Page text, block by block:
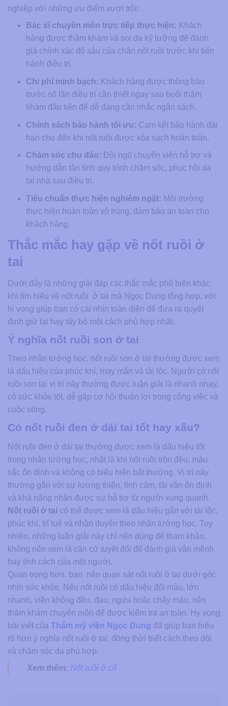
nghiệp với những ưu điểm vượt trội:
Bác sĩ chuyên môn trực tiếp thực hiện: Khách
hàng được thăm khám và soi da kỹ lưỡng để đánh
giá chính xác độ sâu của chân nốt ruồi trước khi tiến
hành điều trị.
Chi phí minh bạch: Khách hàng được thông báo
trước số lần điều trị cần thiết ngay sau buổi thăm
khám đầu tiên để dễ dàng cân nhắc ngân sách.
Chính sách bảo hành tối ưu: Cam kết bảo hành dài
hạn cho đến khi nốt ruồi được xóa sạch hoàn toàn.
Chăm sóc chu đáo: Đội ngũ chuyên viên hỗ trợ và
hướng dẫn tận tình quy trình chăm sóc, phục hồi da
tại nhà sau điều trị.
Tiêu chuẩn thực hiện nghiêm ngặt: Môi trường
thực hiện hoàn toàn vô trùng, đảm bảo an toàn cho
khách hàng.
Thắc mắc hay gặp về nốt ruồi ở
tai
Dưới đây là những giải đáp các thắc mắc phổ biến khác
khi tìm hiểu về nốt ruồi ở tai mà Ngọc Dung tổng hợp, với
hi vọng giúp bạn có cái nhìn toàn diện để đưa ra quyết
định giữ lại hay tẩy bỏ một cách phù hợp nhất.
Ý nghĩa nốt ruồi son ở tai
Theo nhân tướng học, nốt ruồi son ở tai thường được xem
là dấu hiệu của phúc khí, may mắn và tài lộc. Người có nốt
ruồi son tại vị trí này thường được luận giải là nhanh nhạy,
có sức khỏe tốt, dễ gặp cơ hội thuận lợi trong công việc và
cuộc sống.
Có nốt ruồi đen ở dái tai tốt hay xấu?
Nốt ruồi đen ở dái tai thường được xem là dấu hiệu tốt
trong nhân tướng học, nhất là khi nốt ruồi tròn đều, màu
sắc ổn định và không có biểu hiện bất thường. Vị trí này
thường gắn với sự lương thiện, tình cảm, tài vận ổn định
và khả năng nhận được sự hỗ trợ từ người xung quanh.
Nốt ruồi ở tai có thể được xem là dấu hiệu gắn với tài lộc,
phúc khí, trí tuệ và nhân duyên theo nhân tướng học. Tuy
nhiên, những luận giải này chỉ nên dùng để tham khảo,
không nên xem là căn cứ tuyệt đối để đánh giá vận mệnh
hay tính cách của một người.
Quan trọng hơn, bạn nên quan sát nốt ruồi ở tai dưới góc
nhìn sức khỏe. Nếu nốt ruồi có dấu hiệu đổi màu, lớn
nhanh, viền không đều, đau, ngứa hoặc chảy máu, nên
thăm khám chuyên môn để được kiểm tra an toàn. Hy vọng
bài viết của Thẩm mỹ viện Ngọc Dung đã giúp bạn hiểu
rõ hơn ý nghĩa nốt ruồi ở tai, đồng thời biết cách theo dõi
và chăm sóc da phù hợp.
Xem thêm: Nốt ruồi ở cổ